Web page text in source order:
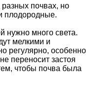
почвах, но
плодородные.
нужно много света.
мелкими и
регулярно, особенно
переносит застоя
чтобы почва была